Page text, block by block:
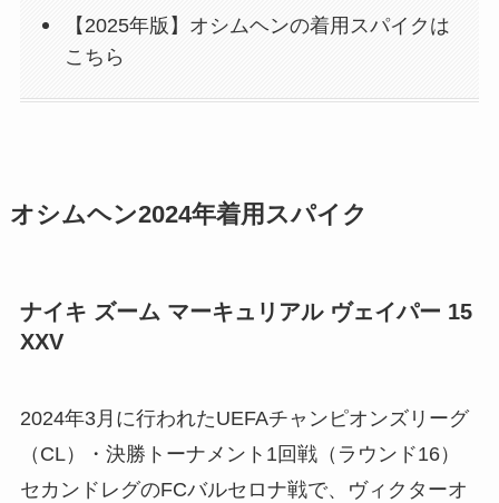
【2025年版】オシムヘンの着用スパイクは
こちら
オシムヘン2024年着用スパイク
ナイキ ズーム マーキュリアル ヴェイパー 15
XXV
2024年3月に行われたUEFAチャンピオンズリーグ
（CL）・決勝トーナメント1回戦（ラウンド16）
セカンドレグのFCバルセロナ戦で、ヴィクターオ